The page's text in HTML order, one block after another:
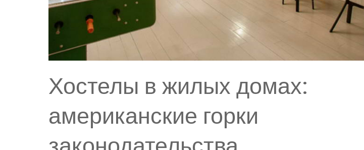
Хостелы в жилых домах:
американские горки